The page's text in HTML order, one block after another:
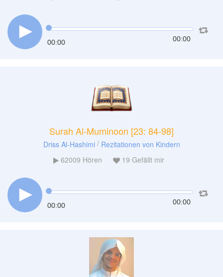
00:00 00:00
Surah Al-Muminoon [23: 84-98]
Driss Al-Hashimi/ Rezitationen von Kindern
62009 Hören 19 Gefällt mir
00:00 00:00